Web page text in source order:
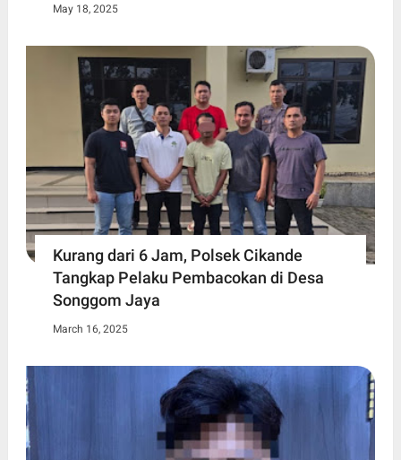
May 18, 2025
Kurang dari 6 Jam, Polsek Cikande
Tangkap Pelaku Pembacokan di Desa
Songgom Jaya
March 16, 2025